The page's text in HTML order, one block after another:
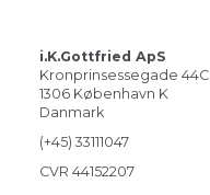
i.K.Gottfried ApS
Kronprinsessegade 44C
1306 København K
Danmark
(+45) 33111047
CVR 44152207